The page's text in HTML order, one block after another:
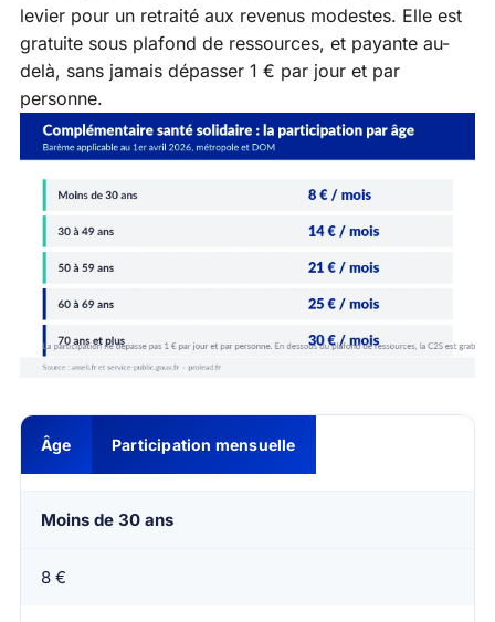
levier pour un retraité aux revenus modestes. Elle est
gratuite sous plafond de ressources, et payante au-
delà, sans jamais dépasser 1 € par jour et par
personne.
Âge Participation mensuelle
Moins de 30 ans
8 €